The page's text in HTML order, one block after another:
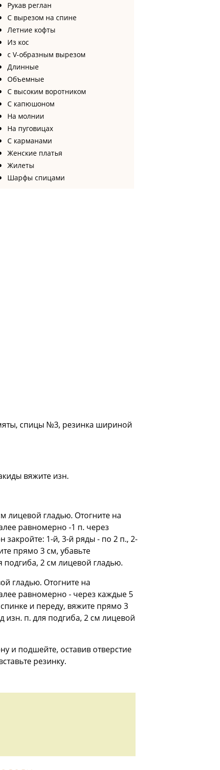
Рукав реглан
С вырезом на спине
Летние кофты
Из кос
с V-образным вырезом
Длинные
Объемные
С высоким воротником
С капюшоном
На молнии
На пуговицах
С карманами
Женские платья
Жилеты
Шарфы спицами
спицы №3, резинка шириной
вяжите изн.
лицевой гладью. Отогните на
равномерно -1 п. через
1-й, 3-й ряды - по 2 п., 2-
прямо 3 см, убавьте
2 см лицевой гладью.
гладью. Отогните на
равномерно - через каждые 5
и переду, вяжите прямо 3
изн. п. для подгиба, 2 см лицевой
и подшейте, оставив отверстие
резинку.